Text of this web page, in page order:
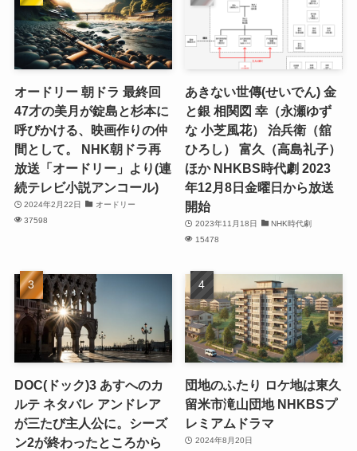
オードリー 朝ドラ 最終回
47才の美月が錠島と杉本に
呼びかける、映画作りの仲
間として。 NHK朝ドラ再
放送「オードリー」より(連
続テレビ小説アンコール)
2024年2月22日
オードリー
37598
あきない世傳(せいでん) 金
と銀 相関図 幸（永瀬ゆず
な 小芝風花） 治兵衛（舘
ひろし） 富久（高島礼子）
ほか NHKBS時代劇 2023
年12月8日金曜日から放送
開始
2023年11月18日
NHK時代劇
15478
DOC(ドック)3 あすへのカ
ルテ ネタバレ アンドレア
が三たび主人公に。シーズ
ン2が終わったところから
団地のふたり ロケ地は東久
留米市滝山団地 NHKBSプ
レミアムドラマ
2024年8月20日